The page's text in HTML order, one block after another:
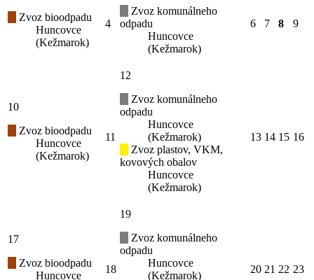
Zvoz bioodpadu
Huncovce
(Kežmarok)
4
Zvoz komunálneho
odpadu
Huncovce
(Kežmarok)
6 7 8 9
10
Zvoz bioodpadu
Huncovce
(Kežmarok)
11
12
Zvoz komunálneho
odpadu
Huncovce
(Kežmarok)
Zvoz plastov, VKM,
kovových obalov
Huncovce
(Kežmarok)
13 14 15 16
17
Zvoz bioodpadu
Huncovce
18
19
Zvoz komunálneho
odpadu
Huncovce
(Kežmarok)
20 21 22 23